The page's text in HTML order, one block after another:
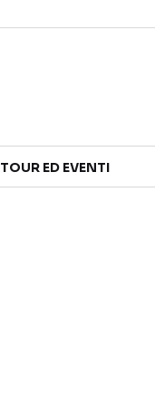
TOUR ED EVENTI